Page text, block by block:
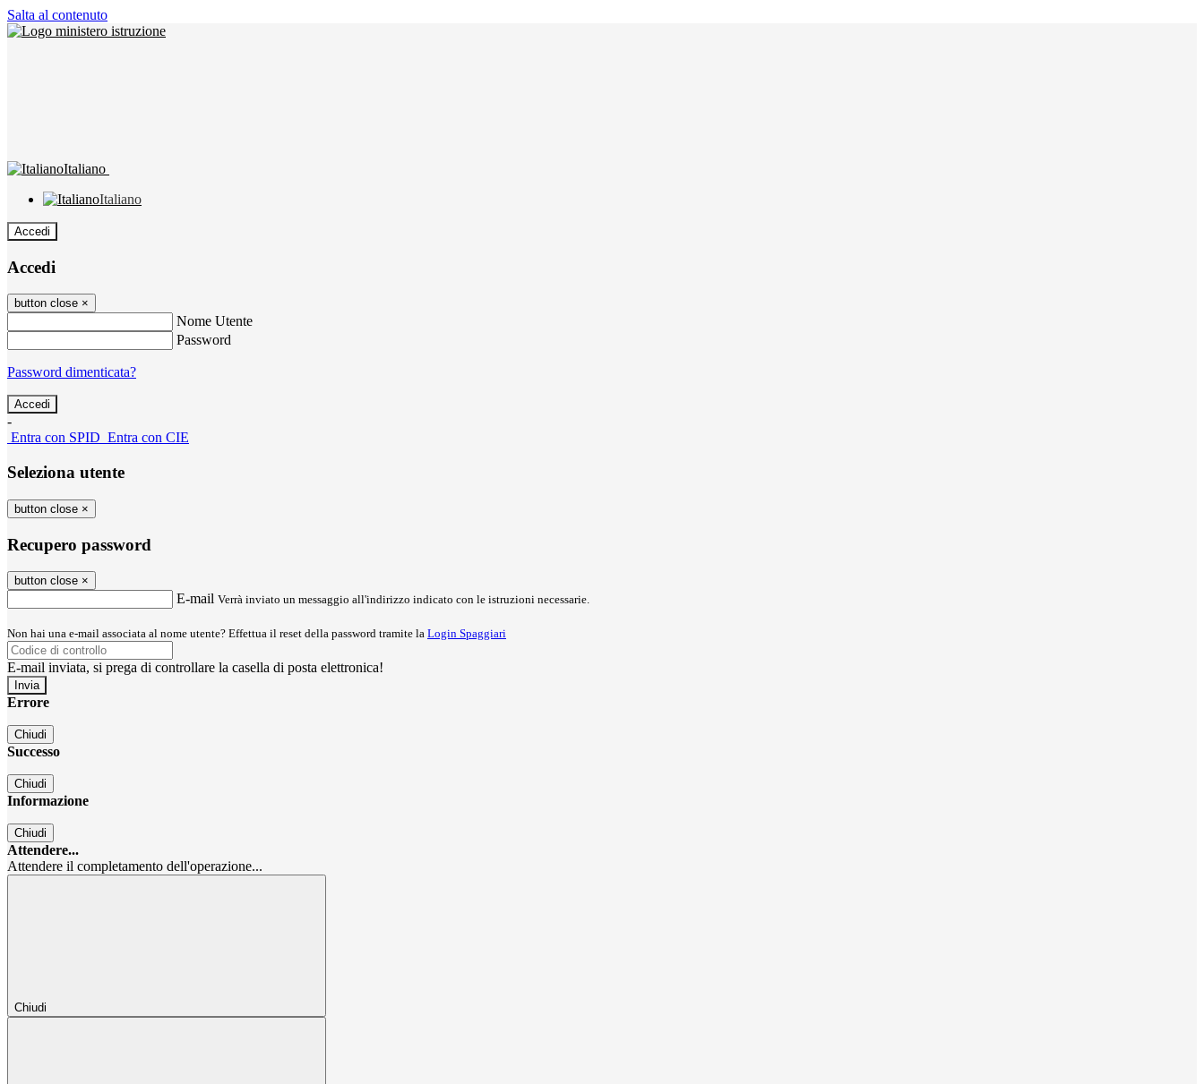
Salta al contenuto
Italiano
Italiano
Accedi
Accedi
button close ×
Nome Utente
Password
Password dimenticata?
-
Entra con SPID Entra con CIE
Seleziona utente
button close ×
Recupero password
button close ×
E-mail Verrà inviato un messaggio all'indirizzo indicato con le istruzioni necessarie.
Non hai una e-mail associata al nome utente? Effettua il reset della password tramite la Login Spaggiari
E-mail inviata, si prega di controllare la casella di posta elettronica!
Errore
Chiudi
Successo
Chiudi
Informazione
Chiudi
Attendere...
Attendere il completamento dell'operazione...
Chiudi